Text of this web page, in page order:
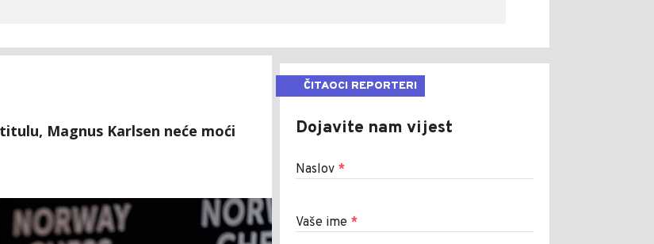
Magnus Karlsen neće moći
ČITAOCI REPORTERI
Dojavite nam vijest
Naslov *
Vaše ime *